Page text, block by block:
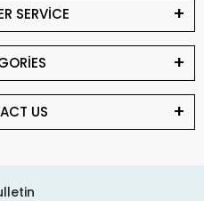
SERVİCE
US